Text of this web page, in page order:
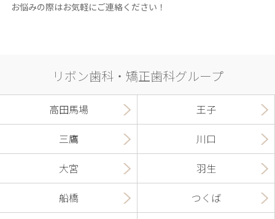
お悩みの際はお気軽にご連絡ください！
リボン歯科・矯正歯科グループ
高田馬場
王子
三鷹
川口
大宮
羽生
船橋
つくば